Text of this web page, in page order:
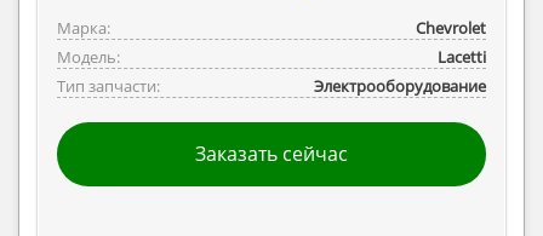
Марка:
Chevrolet
Модель:
Lacetti
Тип запчасти:
Электрооборудование
Заказать сейчас